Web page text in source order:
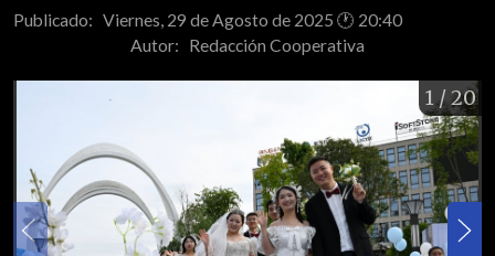
Publicado: Viernes, 29 de Agosto de 2025 🕐 20:40
Autor: Redacción Cooperativa
1/ 20